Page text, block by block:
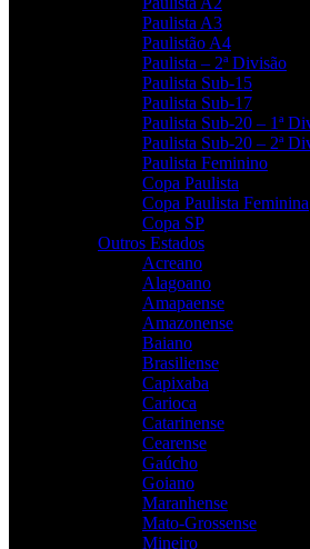
Paulista A3
Paulistão A4
Paulista – 2ª Divisão
Paulista Sub-15
Paulista Sub-17
Paulista Sub-20 – 1ª
Paulista Sub-20 – 2ª
Paulista Feminino
Copa Paulista
Copa Paulista Feminina
Copa SP
Outros Estados
Acreano
Alagoano
Amapaense
Amazonense
Baiano
Brasiliense
Capixaba
Carioca
Catarinense
Cearense
Gaúcho
Goiano
Maranhense
Mato-Grossense
Mineiro